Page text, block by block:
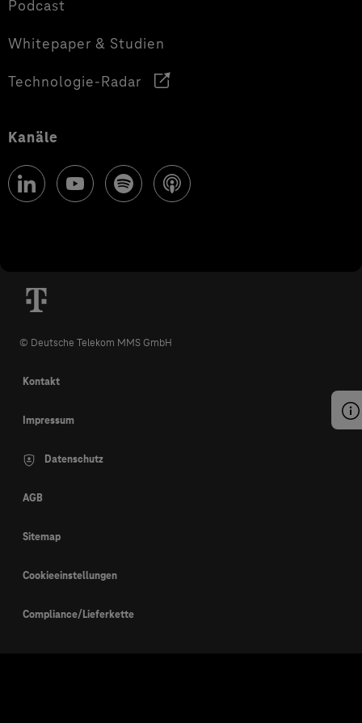
Podcast
Whitepaper & Studien
Technologie-Radar
Kanäle
© Deutsche Telekom MMS GmbH
Kontakt
Impressum
Datenschutz
AGB
Sitemap
Cookieeinstellungen
Compliance/Lieferkette